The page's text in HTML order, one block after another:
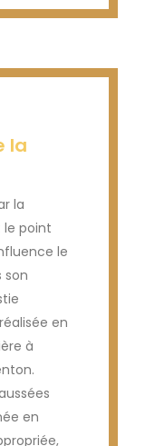
la
la
le point
le
son
en
à
en